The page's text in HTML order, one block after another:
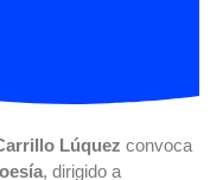
Lúquez convoca
, dirigido a